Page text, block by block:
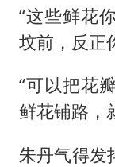
“这些鲜花
坟前，反正
“可以把花
鲜花铺路，
朱丹气得发